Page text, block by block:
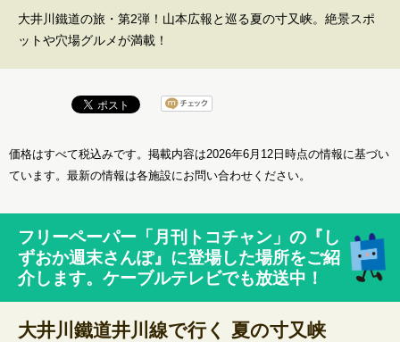
大井川鐵道の旅・第2弾！山本広報と巡る夏の寸又峡。絶景スポ
ットや穴場グルメが満載！
価格はすべて税込みです。掲載内容は2026年6月12日時点の情報に基づい
ています。最新の情報は各施設にお問い合わせください。
フリーペーパー「月刊トコチャン」の『し
ずおか週末さんぽ』に登場した場所をご紹
介します。ケーブルテレビでも放送中！
大井川鐵道井川線で行く 夏の寸又峡